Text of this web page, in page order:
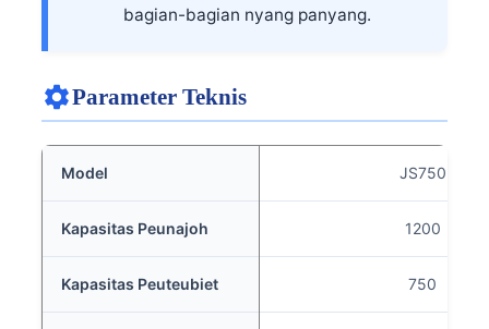
bagian-bagian nyang panyang.
Parameter Teknis
Model JS750
Kapasitas Peunajoh 1200
Kapasitas Peuteubiet 750